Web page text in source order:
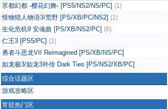
亰都幻都 -樱花幻舞- [PS5/NS2/NS/PC] (1)
怪物猎人物语3/荒野 [PS/XB/PC/NS2] (1)
生化危机9 安魂曲 [PS/XB/NS2/PC] (6)
仁王3 [PS5/PC] (1)
勇者斗恶龙VII Reimagined [PS/XB/NS/PC]
如龙极3/如龙3外传 Dark Ties [PS/NS2/XB/PC]
综合话题区
游戏攻略区
常驻热门区